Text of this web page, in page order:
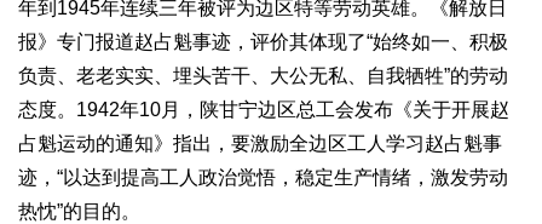
年到1945年连续三年被评为边区特等劳动英雄。《解放日
报》专门报道赵占魁事迹，评价其体现了“始终如一、积极
负责、老老实实、埋头苦干、大公无私、自我牺牲”的劳动
态度。1942年10月，陕甘宁边区总工会发布《关于开展赵
占魁运动的通知》指出，要激励全边区工人学习赵占魁事
迹，“以达到提高工人政治觉悟，稳定生产情绪，激发劳动
热忱”的目的。